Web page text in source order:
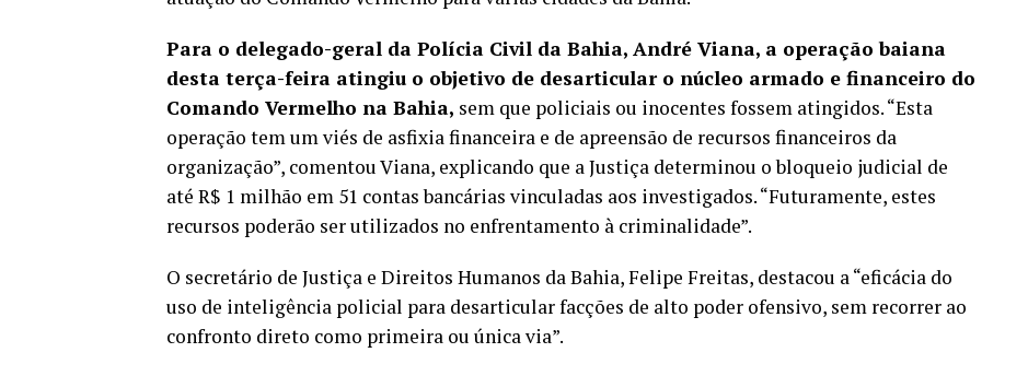
Para o delegado-geral da Polícia Civil da Bahia, André Viana, a operação baiana
desta terça-feira atingiu o objetivo de desarticular o núcleo armado e financeiro do
Comando Vermelho na Bahia, sem que policiais ou inocentes fossem atingidos. “Esta
operação tem um viés de asfixia financeira e de apreensão de recursos financeiros da
organização”, comentou Viana, explicando que a Justiça determinou o bloqueio judicial de
até R$ 1 milhão em 51 contas bancárias vinculadas aos investigados. “Futuramente, estes
recursos poderão ser utilizados no enfrentamento à criminalidade”.
O secretário de Justiça e Direitos Humanos da Bahia, Felipe Freitas, destacou a “eficácia do
uso de inteligência policial para desarticular facções de alto poder ofensivo, sem recorrer ao
confronto direto como primeira ou única via”.